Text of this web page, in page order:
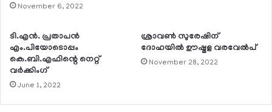
November 6, 2022
ടി.എന്‍. പ്രതാപന്‍
എം.പിയോടൊപ്പം
കെ.ബി.എഫിന്റെ നെറ്റ്
വര്‍ക്കിംഗ്
June 1, 2022
ശ്രാവണ്‍ സുരേഷിന്
ദോഹയില്‍ ഊഷ്മള വരവേല്‍പ്
November 28, 2022